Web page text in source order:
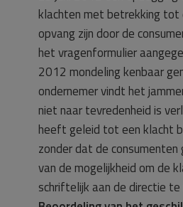
klachten met betrekking tot
opvang zijn door de
het vragenformulier
2012 mondeling kenbaar
ondernemer vindt het
niet naar tevredenheid is
heeft geleid tot een klacht
zonder dat de
van de mogelijkheid om de
schriftelijk aan de directie te